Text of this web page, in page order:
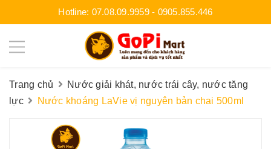
Hotline: 07.08.09.9959- 0905.855.446
Trang chủ
Nước giải khát, nước trái cây, nước tăng
lực
Nước khoáng LaVie vị nguyên bản chai 500ml